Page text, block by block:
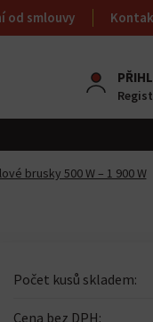
od smlouvy
brusky 500 W – 1 900 W
Počet kusů skladem:
Cena bez DPH: